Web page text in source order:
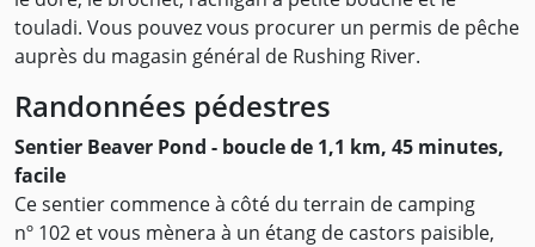
touladi. Vous pouvez vous procurer un permis de pêche
auprès du magasin général de Rushing River.
Randonnées pédestres
Sentier Beaver Pond - boucle de 1,1 km, 45 minutes,
facile
Ce sentier commence à côté du terrain de camping
nº 102 et vous mènera à un étang de castors paisible,